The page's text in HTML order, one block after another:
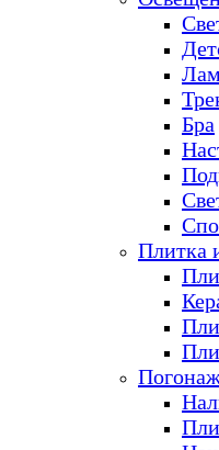
Бра
Плитка